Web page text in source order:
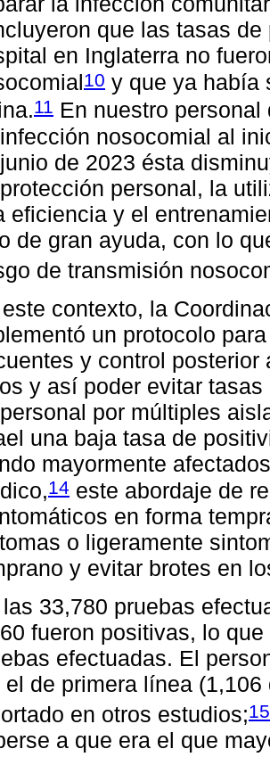
que las tasas
en Inglaterra no
10 y que ya había
11 En nuestro
nosocomial al
de 2023 ésta
personal, la
eficiencia y el
de gran ayuda, con lo
de transmisión
contexto, la
un protocolo
y control
y así poder evitar
por múltiples
una baja tasa de
mayormente
14 este abordaje de
en forma
o ligeramente
y evitar brotes en
las 33,780 pruebas
fueron positivas, lo
efectuadas. El
el de primera línea
en otros estudios;15
a que era el que